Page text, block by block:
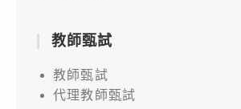
教師甄試
教師甄試
代理教師甄試